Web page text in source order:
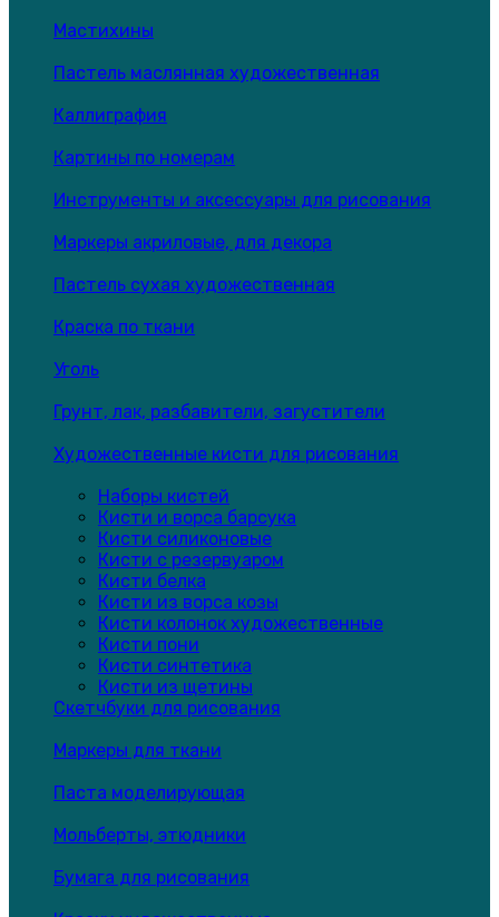
Мастихины
Пастель маслянная художественная
Каллиграфия
Картины по номерам
Инструменты и аксессуары для рисования
Маркеры акриловые, для декора
Пастель сухая художественная
Краска по ткани
Уголь
Грунт, лак, разбавители, загустители
Художественные кисти для рисования
Наборы кистей
Кисти и ворса барсука
Кисти силиконовые
Кисти с резервуаром
Кисти белка
Кисти из ворса козы
Кисти колонок художественные
Кисти пони
Кисти синтетика
Кисти из щетины
Скетчбуки для рисования
Маркеры для ткани
Паста моделирующая
Мольберты, этюдники
Бумага для рисования